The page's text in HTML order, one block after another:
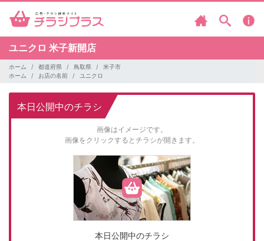
ユニクロ 米子新開店
ホーム 都道府県 鳥取県
米子市
ホーム
お店の名前 ユニクロ
本日公開中のチラシ
画像はイメージです。
画像をクリックするとチラシが開きます。
本日公開中のチラシ